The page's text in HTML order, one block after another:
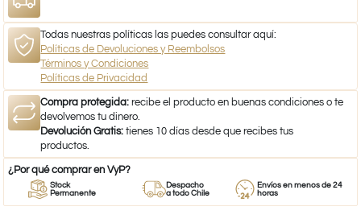
Todas nuestras políticas las puedes consultar aquí:
Políticas de Devoluciones y Reembolsos
Términos y Condiciones
Políticas de Privacidad
Compra protegida: recibe el producto en buenas condiciones o te
devolvemos tu dinero.
Devolución Gratis: tienes 10 días desde que recibes tus
productos.
¿Por qué comprar en VyP?
Stock
Permanente
Despacho
a todo Chile
Envíos en menos de 24
horas